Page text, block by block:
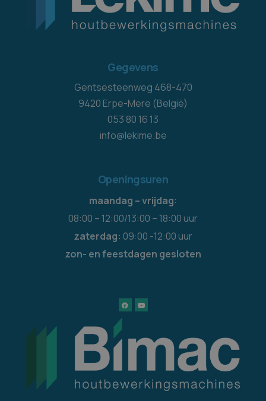
Gegevens
Gentsesteenweg 468-470
9420 Erpe-Mere (België)
053 80 16 13
info@lekime.be
Openingsuren
maandag – vrijdag:
08:00 – 12:00/13:00 – 18:00 uur
zaterdag: 09:00 -12:00 uur
zon- en feestdagen gesloten